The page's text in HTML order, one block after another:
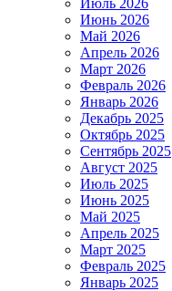
Июль 2026
Июнь 2026
Май 2026
Апрель 2026
Март 2026
Февраль 2026
Январь 2026
Декабрь 2025
Октябрь 2025
Сентябрь 2025
Август 2025
Июль 2025
Июнь 2025
Май 2025
Апрель 2025
Март 2025
Февраль 2025
Январь 2025